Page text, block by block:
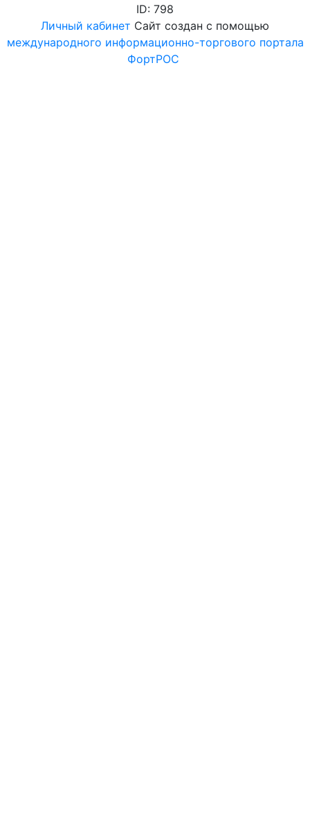
ID: 798
Личный кабинет Сайт создан с помощью
международного информационно-торгового портала
ФортРОС